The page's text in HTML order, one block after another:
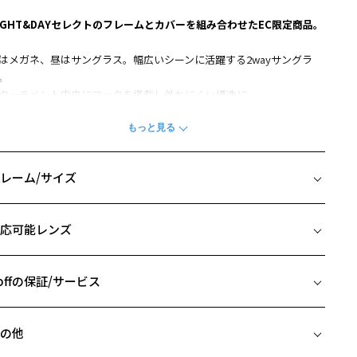
セレクトのフレームとカバーを組み合わせたEC限定商品。
メガネ、昼はサングラス。幅広いシーンに活躍する2wayサングラ
タッチメント中央にフックを搭載し外れにくい構造に。
アウトドアシーンにも最適です。
部分のバネ構造によりサイドの締め付けを軽減しているので掛け心
抜群◎
アタッチメントは本製品と互換性があります。複数の組み合わせを
しみいただけます。
72D1
、本製品に付属するアタッチメントもお買い求めいただけますので
14F1
ーム/サイズ
リッジ(鼻部分)の横幅：18mm
可能レンズ
フレームとレンズの合計料金を知りたい方へ
の保証/サービス
他